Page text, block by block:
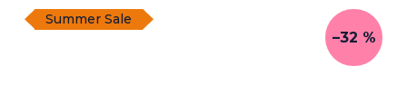
Summer Sale
–32 %